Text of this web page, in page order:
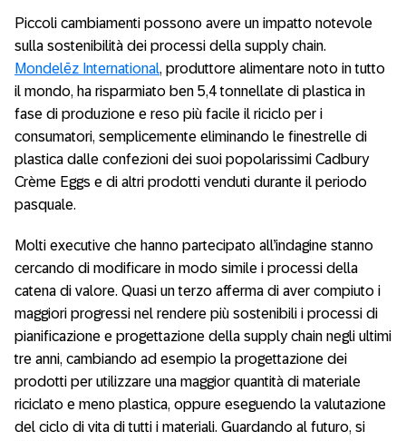
Piccoli cambiamenti possono avere un impatto notevole
sulla sostenibilità dei processi della supply chain.
Mondelēz International, produttore alimentare noto in tutto
il mondo, ha risparmiato ben 5,4 tonnellate di plastica in
fase di produzione e reso più facile il riciclo per i
consumatori, semplicemente eliminando le finestrelle di
plastica dalle confezioni dei suoi popolarissimi Cadbury
Crème Eggs e di altri prodotti venduti durante il periodo
pasquale.
Molti executive che hanno partecipato all’indagine stanno
cercando di modificare in modo simile i processi della
catena di valore. Quasi un terzo afferma di aver compiuto i
maggiori progressi nel rendere più sostenibili i processi di
pianificazione e progettazione della supply chain negli ultimi
tre anni, cambiando ad esempio la progettazione dei
prodotti per utilizzare una maggior quantità di materiale
riciclato e meno plastica, oppure eseguendo la valutazione
del ciclo di vita di tutti i materiali. Guardando al futuro, si